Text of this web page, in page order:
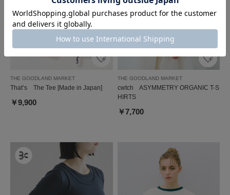
THE GOODLAND MARKET
That’s The Tee [Made in Japan]
￥9,900
THE GOODLAND MARKET
cwtch ASYMMETRY ORGANIC T-S
HIRTS
￥7,700